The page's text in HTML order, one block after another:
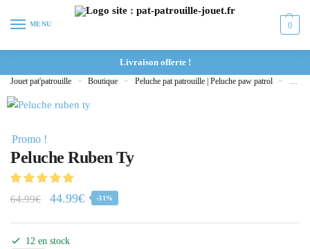
MENU 0
Livraison offerte !
Jouet pat'patrouille » Boutique » Peluche pat patrouille | Peluche paw patrol »
Promo !
Peluche Ruben Ty
64.99€ 44.99€ -31%
12 en stock